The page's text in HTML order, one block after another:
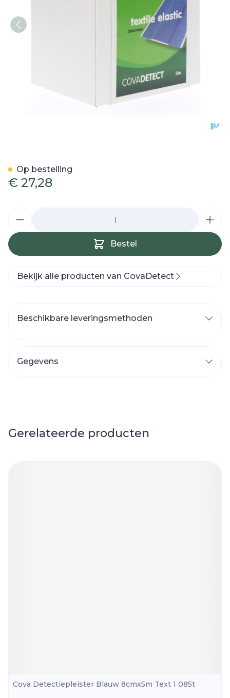
€ 27,28
Bestel
Op bestelling
Bekijk alle producten van CovaDetect
Beschikbare leveringsmethoden
Gegevens
Gerelateerde producten
Cova Detectiepleister Blauw 8cmx5m Text 1 085t